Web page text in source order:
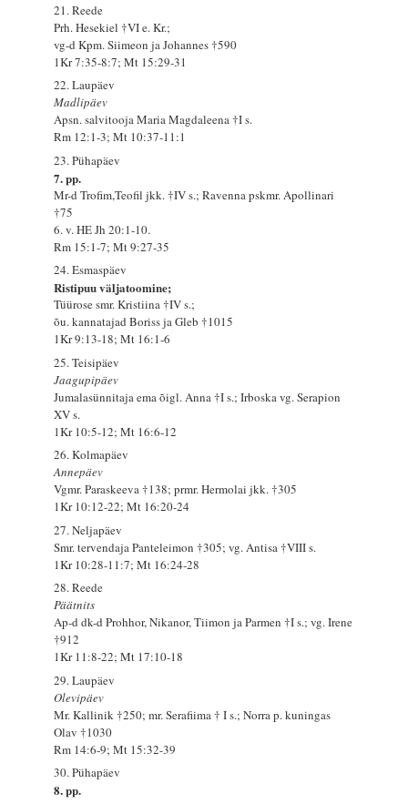
21. Reede
Prh. Hesekiel †VI e. Kr.;
vg-d Kpm. Siimeon ja Johannes †590
1Kr 7:35-8:7; Mt 15:29-31
22. Laupäev
Madlipäev
Apsn. salvitooja Maria Magdaleena †I s.
Rm 12:1-3; Mt 10:37-11:1
23. Pühapäev
7. pp.
Mr-d Trofim,Teofil jkk. †IV s.; Ravenna pskmr. Apollinari
†75
6. v. HE Jh 20:1-10.
Rm 15:1-7; Mt 9:27-35
24. Esmaspäev
Ristipuu väljatoomine;
Tüürose smr. Kristiina †IV s.;
õu. kannatajad Boriss ja Gleb †1015
1Kr 9:13-18; Mt 16:1-6
25. Teisipäev
Jaagupipäev
Jumalasünnitaja ema õigl. Anna †I s.; Irboska vg. Serapion
XV s.
1Kr 10:5-12; Mt 16:6-12
26. Kolmapäev
Annepäev
Vgmr. Paraskeeva †138; prmr. Hermolai jkk. †305
1Kr 10:12-22; Mt 16:20-24
27. Neljapäev
Smr. tervendaja Panteleimon †305; vg. Antisa †VIII s.
1Kr 10:28-11:7; Mt 16:24-28
28. Reede
Päätnits
Ap-d dk-d Prohhor, Nikanor, Tiimon ja Parmen †I s.; vg. Irene
†912
1Kr 11:8-22; Mt 17:10-18
29. Laupäev
Olevipäev
Mr. Kallinik †250; mr. Serafiima † I s.; Norra p. kuningas
Olav †1030
Rm 14:6-9; Mt 15:32-39
30. Pühapäev
8. pp.